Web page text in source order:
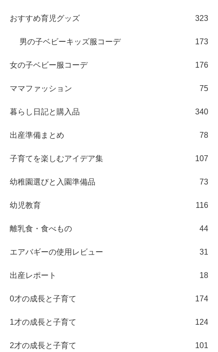
おすすめ育児グッズ 323
男の子ベビーキッズ服コーデ 173
女の子ベビー服コーデ 176
ママファッション 75
暮らし日記と購入品 340
出産準備まとめ 78
子育てを楽しむアイデア集 107
幼稚園選びと入園準備品 73
幼児教育 116
離乳食・食べもの 44
エアバギーの使用レビュー 31
出産レポート 18
0才の成長と子育て 174
1才の成長と子育て 124
2才の成長と子育て 101